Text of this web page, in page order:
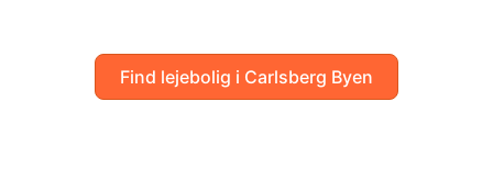
Find lejebolig i Carlsberg Byen